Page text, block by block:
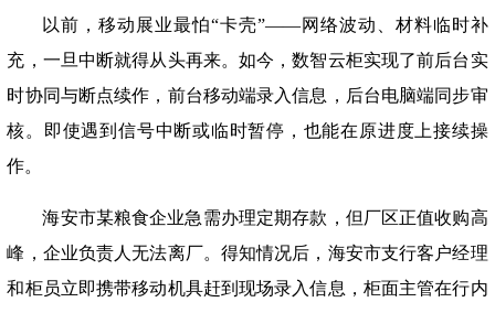
以前，移动展业最怕“卡壳”——网络波动、材料临时补
充，一旦中断就得从头再来。如今，数智云柜实现了前后台实
时协同与断点续作，前台移动端录入信息，后台电脑端同步审
核。即使遇到信号中断或临时暂停，也能在原进度上接续操
作。
海安市某粮食企业急需办理定期存款，但厂区正值收购高
峰，企业负责人无法离厂。得知情况后，海安市支行客户经理
和柜员立即携带移动机具赶到现场录入信息，柜面主管在行内